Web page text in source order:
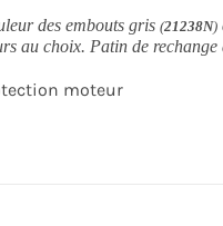
des embouts gris (21238N)
au choix. Patin de rechange